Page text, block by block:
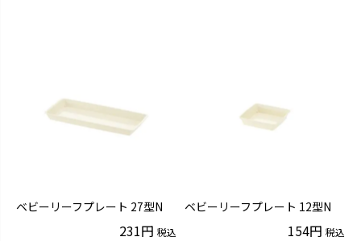
ベビーリーフプレート 27型N
231 税込
ベビーリーフプレート 12型N
154 税込